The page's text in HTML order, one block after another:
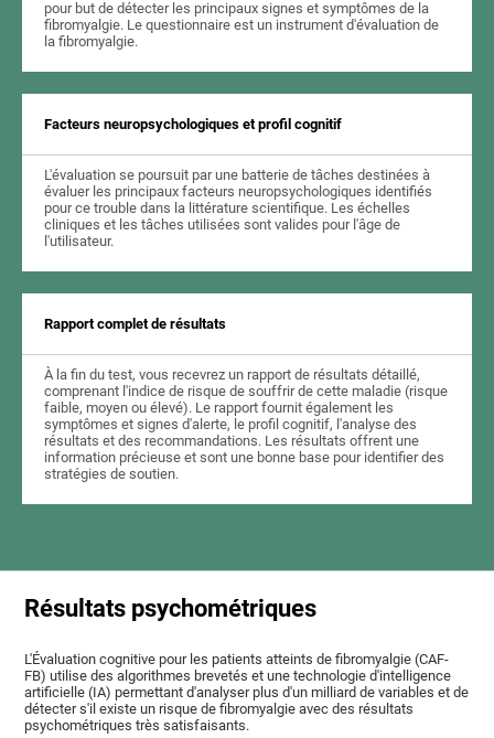
pour but de détecter les principaux signes et symptômes de la
fibromyalgie. Le questionnaire est un instrument d'évaluation de
la fibromyalgie.
Facteurs neuropsychologiques et profil cognitif
L'évaluation se poursuit par une batterie de tâches destinées à
évaluer les principaux facteurs neuropsychologiques identifiés
pour ce trouble dans la littérature scientifique. Les échelles
cliniques et les tâches utilisées sont valides pour l'âge de
l'utilisateur.
Rapport complet de résultats
À la fin du test, vous recevrez un rapport de résultats détaillé,
comprenant l'indice de risque de souffrir de cette maladie (risque
faible, moyen ou élevé). Le rapport fournit également les
symptômes et signes d'alerte, le profil cognitif, l'analyse des
résultats et des recommandations. Les résultats offrent une
information précieuse et sont une bonne base pour identifier des
stratégies de soutien.
Résultats psychométriques
L'Évaluation cognitive pour les patients atteints de fibromyalgie (CAF-
FB) utilise des algorithmes brevetés et une technologie d'intelligence
artificielle (IA) permettant d'analyser plus d'un milliard de variables et de
détecter s'il existe un risque de fibromyalgie avec des résultats
psychométriques très satisfaisants.